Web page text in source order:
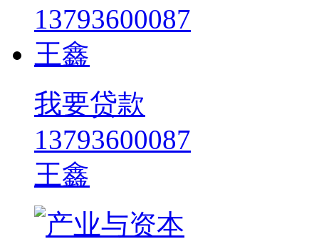
我要贷款
13793600087
王鑫